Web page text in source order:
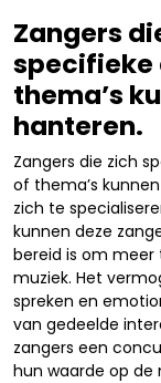
Zangers
specifieke
thema’s
hanteren.
Zangers die zich
of thema’s
zich te
kunnen deze
bereid is om
muziek. Het
spreken en
van gedeelde
zangers een
hun waarde op de